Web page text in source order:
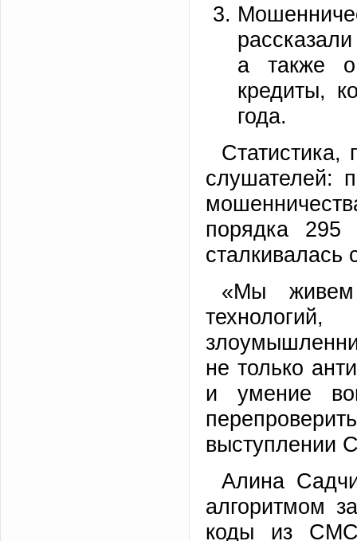
а также
кредиты,
года.
Статистика,
слушателей:
порядка 295
сталкивалась
«Мы живем
не только
и умение
выступлении
Алина
алгоритмом
коды из СМС